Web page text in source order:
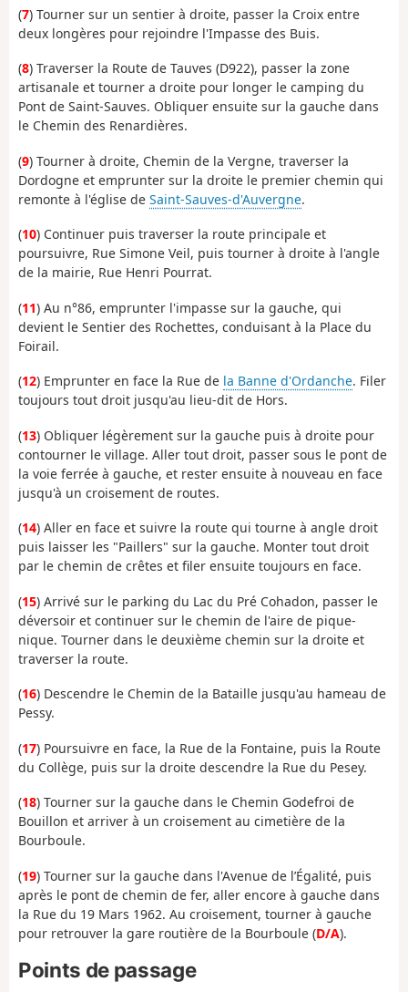
(7) Tourner sur un sentier à droite, passer la Croix entre
deux longères pour rejoindre l'Impasse des Buis.
(8) Traverser la Route de Tauves (D922), passer la zone
artisanale et tourner a droite pour longer le camping du
Pont de Saint-Sauves. Obliquer ensuite sur la gauche dans
le Chemin des Renardières.
(9) Tourner à droite, Chemin de la Vergne, traverser la
Dordogne et emprunter sur la droite le premier chemin qui
remonte à l'église de Saint-Sauves-d'Auvergne.
(10) Continuer puis traverser la route principale et
poursuivre, Rue Simone Veil, puis tourner à droite à l'angle
de la mairie, Rue Henri Pourrat.
(11) Au n°86, emprunter l'impasse sur la gauche, qui
devient le Sentier des Rochettes, conduisant à la Place du
Foirail.
(12) Emprunter en face la Rue de la Banne d'Ordanche. Filer
toujours tout droit jusqu'au lieu-dit de Hors.
(13) Obliquer légèrement sur la gauche puis à droite pour
contourner le village. Aller tout droit, passer sous le pont de
la voie ferrée à gauche, et rester ensuite à nouveau en face
jusqu'à un croisement de routes.
(14) Aller en face et suivre la route qui tourne à angle droit
puis laisser les "Paillers" sur la gauche. Monter tout droit
par le chemin de crêtes et filer ensuite toujours en face.
(15) Arrivé sur le parking du Lac du Pré Cohadon, passer le
déversoir et continuer sur le chemin de l'aire de pique-
nique. Tourner dans le deuxième chemin sur la droite et
traverser la route.
(16) Descendre le Chemin de la Bataille jusqu'au hameau de
Pessy.
(17) Poursuivre en face, la Rue de la Fontaine, puis la Route
du Collège, puis sur la droite descendre la Rue du Pesey.
(18) Tourner sur la gauche dans le Chemin Godefroi de
Bouillon et arriver à un croisement au cimetière de la
Bourboule.
(19) Tourner sur la gauche dans l'Avenue de l’Égalité, puis
après le pont de chemin de fer, aller encore à gauche dans
la Rue du 19 Mars 1962. Au croisement, tourner à gauche
pour retrouver la gare routière de la Bourboule (D/A).
Points de passage